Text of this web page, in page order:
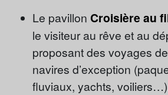
Le pavillon Croisière au
le visiteur au rêve et au
proposant des voyages
navires d’exception
fluviaux, yachts,